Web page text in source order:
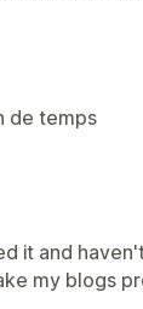
de temps
it and
my blogs